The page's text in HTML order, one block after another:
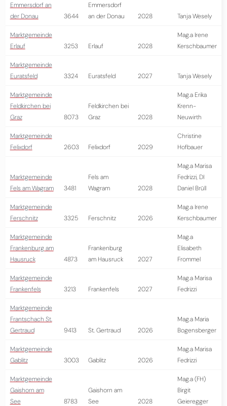
Emmersdorf an
der Donau
3644
Emmersdorf
an der Donau
2028 Tanja Wesely
Marktgemeinde
Erlauf
3253 Erlauf 2028
Mag.a Irene
Kerschbaumer
Marktgemeinde
Euratsfeld
3324 Euratsfeld 2027 Tanja Wesely
Marktgemeinde
Feldkirchen bei
Graz
8073
Feldkirchen bei
Graz
2028
Mag.a Erika
Krenn-
Neuwirth
Marktgemeinde
Felixdorf
2603 Felixdorf 2029
Christine
Hofbauer
Marktgemeinde
Fels am Wagram
3481
Fels am
Wagram
2028
Mag.a Marisa
Fedrizzi, DI
Daniel Brüll
Marktgemeinde
Ferschnitz
3325 Ferschnitz 2026
Mag.a Irene
Kerschbaumer
Marktgemeinde
Frankenburg am
Hausruck
4873
Frankenburg
am Hausruck
2027
Mag.a
Elisabeth
Frommel
Marktgemeinde
Frankenfels
3213 Frankenfels 2027
Mag.a Marisa
Fedrizzi
Marktgemeinde
Frantschach St.
Gertraud
9413 St. Gertraud 2026
Mag.a Maria
Bogensberger
Marktgemeinde
Gablitz
3003 Gablitz 2026
Mag.a Marisa
Fedrizzi
Marktgemeinde
Gaishorn am
See
8783
Gaishorn am
See
2028
Mag.a (FH)
Birgit
Geieregger